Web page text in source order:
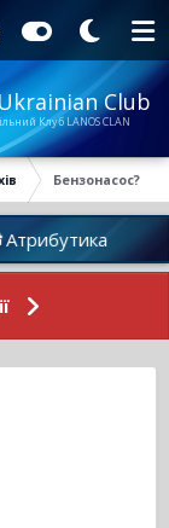
Club
Клуб LANOS CLAN
Бензонасос?